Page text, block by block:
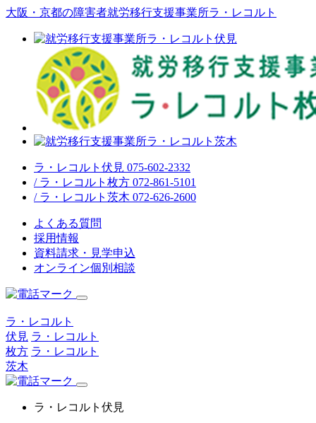
大阪・京都の障害者就労移行支援事業所ラ・レコルト
ラ・レコルト伏見 075-602-2332
/ ラ・レコルト枚方 072-861-5101
/ ラ・レコルト茨木 072-626-2600
よくある質問
採用情報
資料請求・見学申込
オンライン個別相談
ラ・レコルト
伏見 ラ・レコルト
枚方 ラ・レコルト
茨木
ラ・レコルト伏見